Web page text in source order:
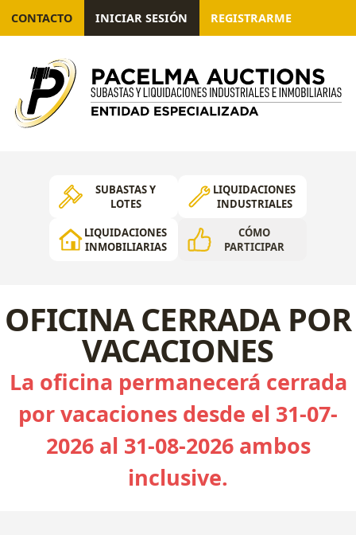
CONTACTO INICIAR SESIÓN REGISTRARME
SUBASTAS Y
LOTES
LIQUIDACIONES
INDUSTRIALES
LIQUIDACIONES
INMOBILIARIAS
CÓMO
PARTICIPAR
OFICINA CERRADA POR
VACACIONES
La oficina permanecerá cerrada
por vacaciones desde el 31-07-
2026 al 31-08-2026 ambos
inclusive.